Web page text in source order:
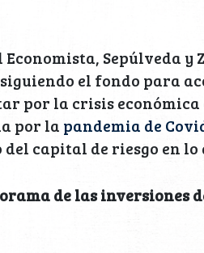
Sepúlveda
el fondo para
por la crisis económica
por la pandemia de
capital de riesgo en
de las inversiones